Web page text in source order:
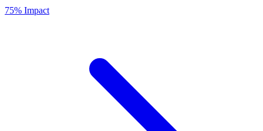
75% Impact